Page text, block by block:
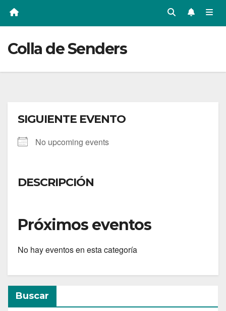
Colla de Senders
SIGUIENTE EVENTO
No upcoming events
DESCRIPCIÓN
Próximos eventos
No hay eventos en esta categoría
Buscar